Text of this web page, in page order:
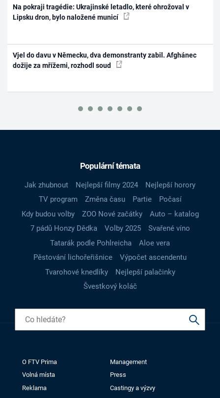
Na pokraji tragédie: Ukrajinské letadlo, které ohrožoval v
Lipsku dron, bylo naložené municí
Vjel do davu v Německu, dva demonstranty zabil. Afghánec
dožije za mřížemi, rozhodl soud
Populární témata
Jak zhubnout Nejlepší filmy 2024
Nejlepší horory
TV program
Změna času Partie
Počasí
Kdy budou volby
ZOO Nové začátky
Auto – katalog
7 pádů Honzy Dědka
Volby 2025
Svařené víno
Tatarák podle Pohlreicha
Aloe vera
Pěstování lichořeřišnice
Výpočet ascendentu
Tvarohové knedlíky
Nejlepší palačinky
Švestkový koláč
O FTV Prima
Management
Volná místa
Press
Reklama
Castingy a výzvy